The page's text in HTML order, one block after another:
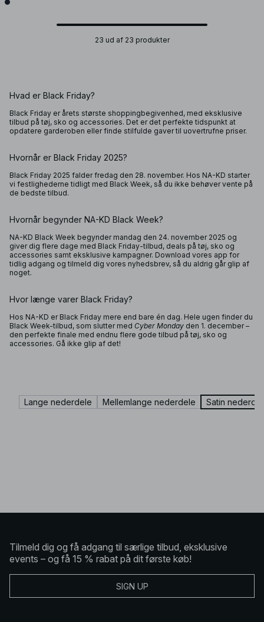
23 ud af 23 produkter
Hvad er Black Friday?
Black Friday er årets største shoppingbegivenhed, med eksklusive
tilbud på tøj, sko og accessories. Det er det perfekte tidspunkt at
opdatere garderoben eller finde stilfulde gaver til uovertrufne priser.
Hvornår er Black Friday 2025?
Black Friday 2025 falder fredag den 28. november. Hos NA-KD starter
vi festlighederne tidligt med Black Week, så du ikke behøver vente på
de bedste tilbud.
Hvornår begynder NA-KD Black Week?
NA-KD Black Week begynder mandag den 24. november 2025 og
giver dig flere dage med Black Friday-tilbud, deals på tøj, sko og
accessories samt eksklusive kampagner. Download vores app for
tidlig adgang og tilmeld dig vores nyhedsbrev, så du aldrig går glip af
noget.
Hvor længe varer Black Friday?
Hos NA-KD er Black Friday mere end bare én dag. Hele ugen finder du
Black Week-tilbud, som slutter med Cyber Monday den 1. december –
den perfekte finale med endnu flere gode tilbud på tøj, sko og
accessories. Gå ikke glip af det!
Lange nederdele Mellemlange nederdele Satin
Tilmeld dig og få adgang til særlige tilbud, eksklusive
events – og få 15 % rabat på dit første køb!
SIGN UP